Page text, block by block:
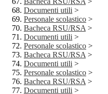
Documenti utili >
Personale scolastico >
Bacheca RSU/RSA >
Documenti utili >
Personale scolastico >
Bacheca RSU/RSA >
Documenti utili >
Personale scolastico >
Bacheca RSU/RSA >
Documenti utili >